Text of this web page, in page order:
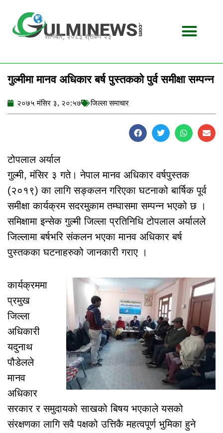
content
शनिबार, २०८३ श्रावण २३
गुल्मीमा मानव अधिकार बर्ष पुस्तकको पुर्व समीक्षा सम्पन्न
२०७५ मंसिर ३, २०:५७ जिल्ला समाचार
टोपलाल अर्याल
गुल्मी, मंसिर ३ गते। नेपाल मानव अधिकार वर्षपुस्तक
(२०१९) का लागि सङ्कलन गरिएका घटनाको बार्षिक पूर्व
समीक्षा कार्यक्रम सदरमुकाम तम्घासमा सम्पन्न भएको छ ।
समिक्षामा इन्सेक गुल्मी जिल्ला प्रतिनिधि टोपलाल अर्यालले
जिल्लामा बर्षभरि संकलन भएका मानव अधिकार बर्ष
पुस्तकका घटनाहरुको जानकारी गराए ।
कार्यक्रममा
प्रमुख
जिल्ला
अधिकारी
यदुनाथ
पौडेलले
मानव
अधिकार
सरकार र समुदायको साखको बिषय भएकाले यसको
संरक्षणका लागि सवै पक्षको उत्तिकै महत्वपूर्ण भुमिका हुने